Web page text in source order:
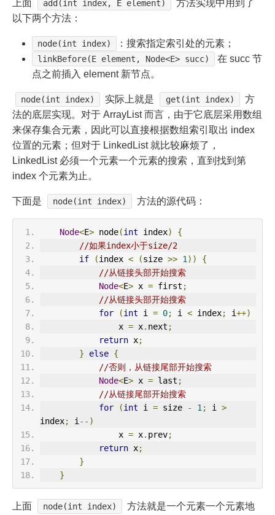
上面 add(int index, E element)
方法实现中用到了
以下两个方法：
node(int index) ：搜索指定索引处的元素；
linkBefore(E element, Node<E> succ)
在 succ 节
点之前插入 element 新节点。
node(int index) 实际上就是 get(int index)
方
法的底层实现。对于 ArrayList 而言，由于它底层采用数组
来保存集合元素，因此可以直接根据数组索引取出 index
位置的元素；但对于 LinkedList 就比较麻烦了，
LinkedList 必须一个元素一个元素的搜索，直到找到第
index 个元素为止。
下面是 node(int index) 方法的源代码：
Node<E> node(int index)
{
//如果index小于size/2
if
(index < (size >> 1 ))
{
//从链接头部开始搜索
Node<E> x = first ;
//从链接头部开始搜索
for
(int i = 0; i < index; i++)
                x
= x. next ;
return x;
}
else {
//否则，从链接尾部开始搜索
Node<E> x = last ;
//从链接尾部开始搜索
for
(int i = size - 1 ; i >
index; i --)
                x
= x. prev;
return x;
}
}
上面 node(int index)
方法就是一个元素一个元素地